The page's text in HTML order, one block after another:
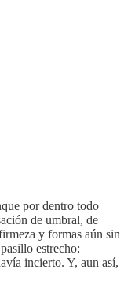
por dentro todo
de umbral, de
y formas aún sin
estrecho:
incierto. Y, aun así,